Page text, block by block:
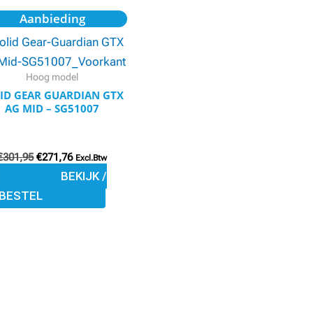
productpagina
Aanbieding
Hoog model
GEAR GUARDIAN GTX
AG MID – SG51007
301,95
Oorspronkelijke
prijs
was:
€301,95.
€271,76
Huidige
prijs
is:
€271,76.
Excl.Btw
BEKIJK /
BESTEL
Dit
product
heeft
meerdere
variaties.
Deze
kan
gekozen
op